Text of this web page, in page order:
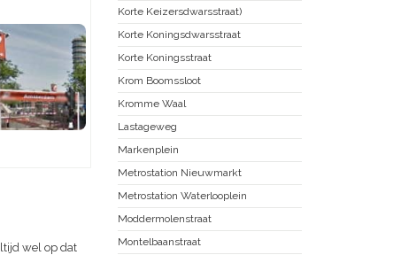
wel op dat
Korte Keizersdwarsstraat)
Korte Koningsdwarsstraat
Korte Koningsstraat
Krom Boomssloot
Kromme Waal
Lastageweg
Markenplein
Metrostation Nieuwmarkt
Metrostation Waterlooplein
Moddermolenstraat
Montelbaanstraat